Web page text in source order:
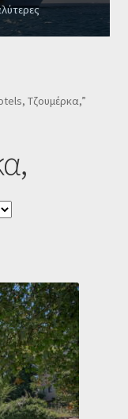
Τζουμέρκα,”